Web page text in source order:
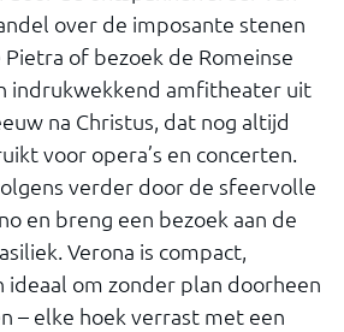
over de imposante stenen
of bezoek de Romeinse
indrukwekkend amfitheater uit
na Christus, dat nog altijd
voor opera’s en concerten.
verder door de sfeervolle
en breng een bezoek aan de
Verona is compact,
ideaal om zonder plan doorheen
– elke hoek verrast met een